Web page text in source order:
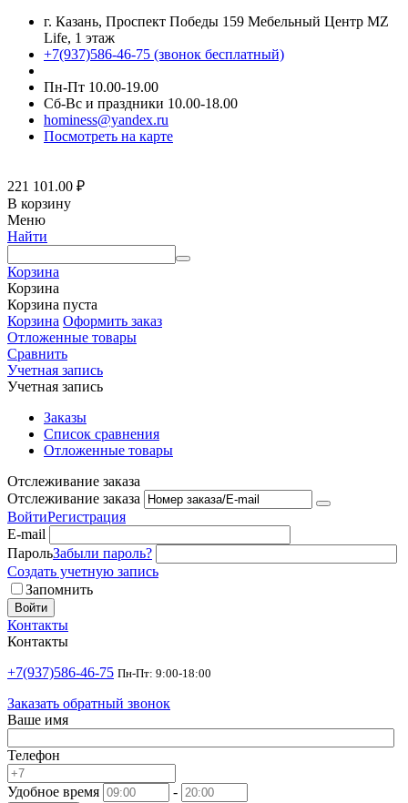
г. Казань, Проспект Победы 159 Мебельный Центр MZ
Life, 1 этаж
+7(937)586-46-75 (звонок бесплатный)
Пн-Пт 10.00-19.00
Сб-Вс и праздники 10.00-18.00
hominess@yandex.ru
Посмотреть на карте
221 101.00 ₽
В корзину
Меню
Найти
Корзина
Корзина
Корзина пуста
Корзина Оформить заказ
Отложенные товары
Сравнить
Учетная запись
Учетная запись
Заказы
Список сравнения
Отложенные товары
Отслеживание заказа
Отслеживание заказа
ВойтиРегистрация
E-mail
ПарольЗабыли пароль?
Создать учетную запись
Запомнить
Войти
Контакты
Контакты
+7(937)586-46-75 Пн-Пт: 9:00-18:00
Заказать обратный звонок
Ваше имя
Телефон
Удобное время -